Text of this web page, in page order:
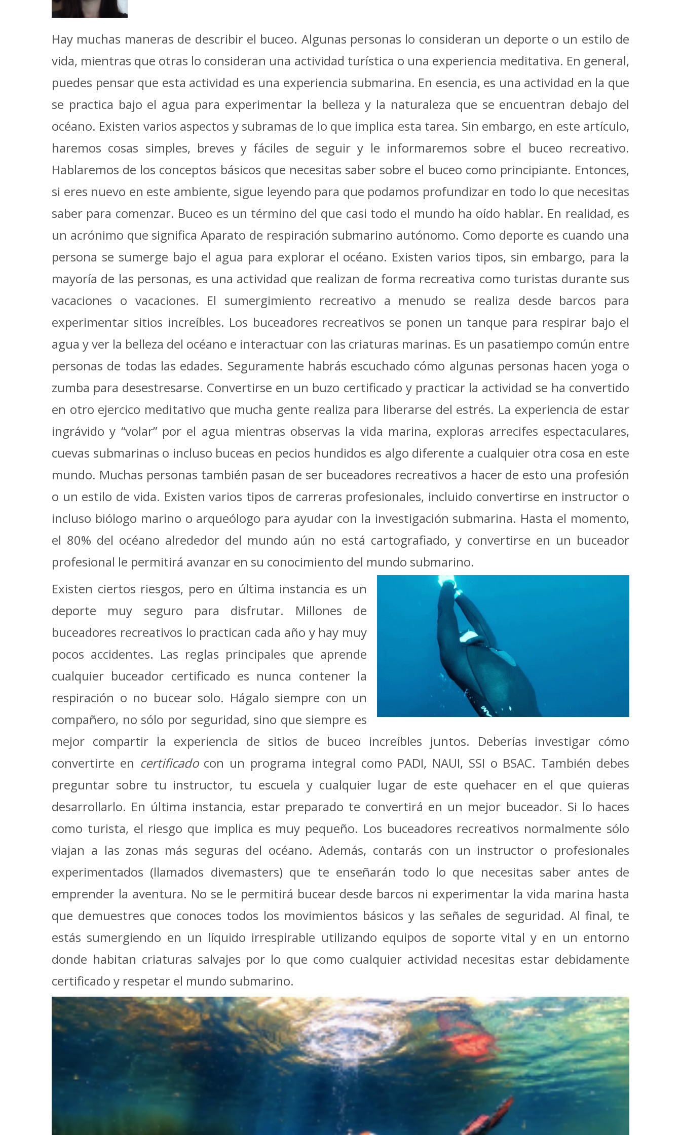
Hay muchas maneras de describir el buceo. Algunas personas lo consideran un deporte o un estilo de
vida, mientras que otras lo consideran una actividad turística o una experiencia meditativa. En general,
puedes pensar que esta actividad es una experiencia submarina. En esencia, es una actividad en la que
se practica bajo el agua para experimentar la belleza y la naturaleza que se encuentran debajo del
océano. Existen varios aspectos y subramas de lo que implica esta tarea. Sin embargo, en este artículo,
haremos cosas simples, breves y fáciles de seguir y le informaremos sobre el buceo recreativo.
Hablaremos de los conceptos básicos que necesitas saber sobre el buceo como principiante. Entonces,
si eres nuevo en este ambiente, sigue leyendo para que podamos profundizar en todo lo que necesitas
saber para comenzar. Buceo es un término del que casi todo el mundo ha oído hablar. En realidad, es
un acrónimo que significa Aparato de respiración submarino autónomo. Como deporte es cuando una
persona se sumerge bajo el agua para explorar el océano. Existen varios tipos, sin embargo, para la
mayoría de las personas, es una actividad que realizan de forma recreativa como turistas durante sus
vacaciones o vacaciones. El sumergimiento recreativo a menudo se realiza desde barcos para
experimentar sitios increíbles. Los buceadores recreativos se ponen un tanque para respirar bajo el
agua y ver la belleza del océano e interactuar con las criaturas marinas. Es un pasatiempo común entre
personas de todas las edades. Seguramente habrás escuchado cómo algunas personas hacen yoga o
zumba para desestresarse. Convertirse en un buzo certificado y practicar la actividad se ha convertido
en otro ejercico meditativo que mucha gente realiza para liberarse del estrés. La experiencia de estar
ingrávido y “volar” por el agua mientras observas la vida marina, exploras arrecifes espectaculares,
cuevas submarinas o incluso buceas en pecios hundidos es algo diferente a cualquier otra cosa en este
mundo. Muchas personas también pasan de ser buceadores recreativos a hacer de esto una profesión
o un estilo de vida. Existen varios tipos de carreras profesionales, incluido convertirse en instructor o
incluso biólogo marino o arqueólogo para ayudar con la investigación submarina. Hasta el momento,
el 80% del océano alrededor del mundo aún no está cartografiado, y convertirse en un buceador
profesional le permitirá avanzar en su conocimiento del mundo submarino.
Existen ciertos riesgos, pero en última instancia es un
deporte muy seguro para disfrutar. Millones de
buceadores recreativos lo practican cada año y hay muy
pocos accidentes. Las reglas principales que aprende
cualquier buceador certificado es nunca contener la
respiración o no bucear solo. Hágalo siempre con un
compañero, no sólo por seguridad, sino que siempre es
mejor compartir la experiencia de sitios de buceo increíbles juntos. Deberías investigar cómo
convertirte en certificadocon un programa integral como PADI, NAUI, SSI o BSAC. También debes
preguntar sobre tu instructor, tu escuela y cualquier lugar de este quehacer en el que quieras
desarrollarlo. En última instancia, estar preparado te convertirá en un mejor buceador. Si lo haces
como turista, el riesgo que implica es muy pequeño. Los buceadores recreativos normalmente sólo
viajan a las zonas más seguras del océano. Además, contarás con un instructor o profesionales
experimentados (llamados divemasters) que te enseñarán todo lo que necesitas saber antes de
emprender la aventura. No se le permitirá bucear desde barcos ni experimentar la vida marina hasta
que demuestres que conoces todos los movimientos básicos y las señales de seguridad. Al final, te
estás sumergiendo en un líquido irrespirable utilizando equipos de soporte vital y en un entorno
donde habitan criaturas salvajes por lo que como cualquier actividad necesitas estar debidamente
certificado y respetar el mundo submarino.